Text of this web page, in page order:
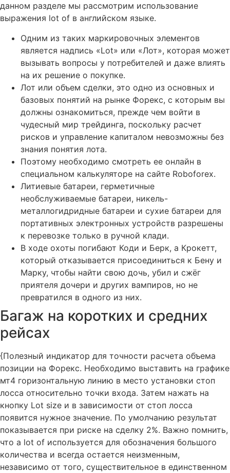
данном разделе мы рассмотрим использование
выражения lot of в английском языке.
Одним из таких маркировочных элементов
является надпись «Lot» или «Лот», которая может
вызывать вопросы у потребителей и даже влиять
на их решение о покупке.
Лот или объем сделки, это одно из основных и
базовых понятий на рынке Форекс, с которым вы
должны ознакомиться, прежде чем войти в
чудесный мир трейдинга, поскольку расчет
рисков и управление капиталом невозможны без
знания понятия лота.
Поэтому необходимо смотреть ее онлайн в
специальном калькуляторе на сайте Roboforex.
Литиевые батареи, герметичные
необслуживаемые батареи, никель-
металлогидридные батареи и сухие батареи для
портативных электронных устройств разрешены
к перевозке только в ручной клади.
В ходе охоты погибают Коди и Берк, а Крокетт,
который отказывается присоединиться к Бену и
Марку, чтобы найти свою дочь, убил и сжёг
приятеля дочери и других вампиров, но не
превратился в одного из них.
Багаж на коротких и средних
рейсах
{Полезный индикатор для точности расчета объема
позиции на Форекс. Необходимо выставить на графике
мт4 горизонтальную линию в место установки стоп
лосса относительно точки входа. Затем нажать на
кнопку Lot size и в зависимости от стоп лосса
появится нужное значение. По умолчанию результат
показывается при риске на сделку 2%. Важно помнить,
что a lot of используется для обозначения большого
количества и всегда остается неизменным,
независимо от того, существительное в единственном